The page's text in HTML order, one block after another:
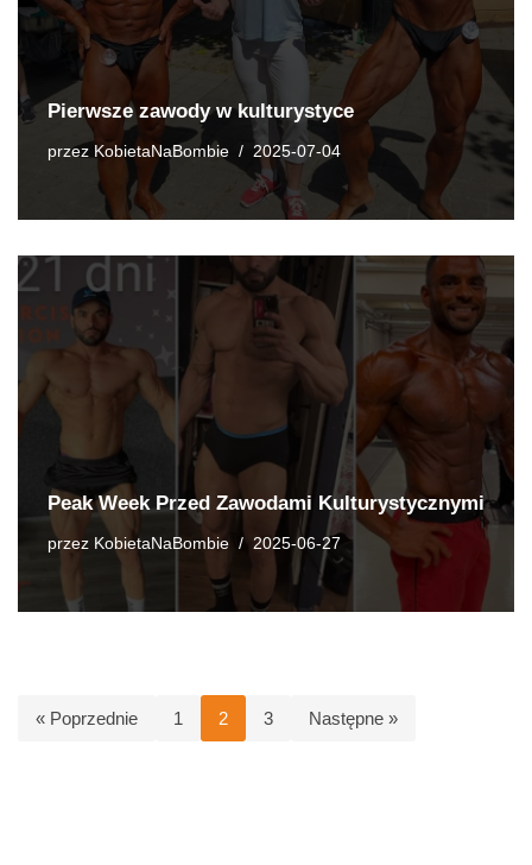
Pierwsze zawody w kulturystyce
przez KobietaNaBombie 2025-07-04
Peak Week Przed Zawodami Kulturystycznymi
przez KobietaNaBombie 2025-06-27
« Poprzednie 1 2 3 Następne »